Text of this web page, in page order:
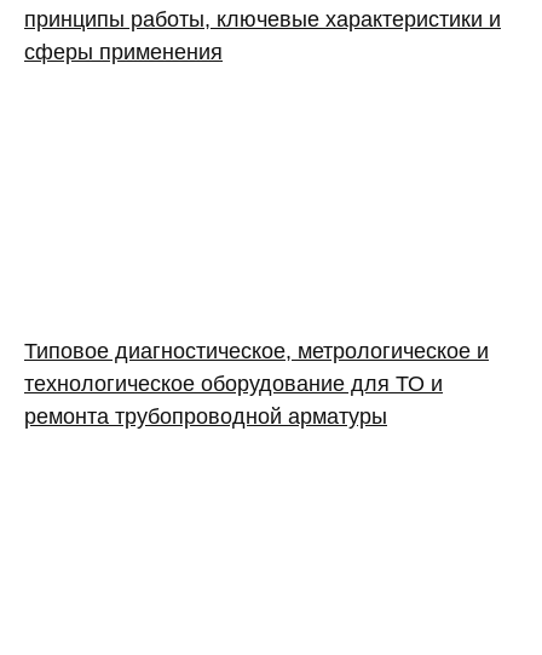
принципы работы, ключевые характеристики и
сферы применения
Типовое диагностическое, метрологическое и
технологическое оборудование для ТО и
ремонта трубопроводной арматуры